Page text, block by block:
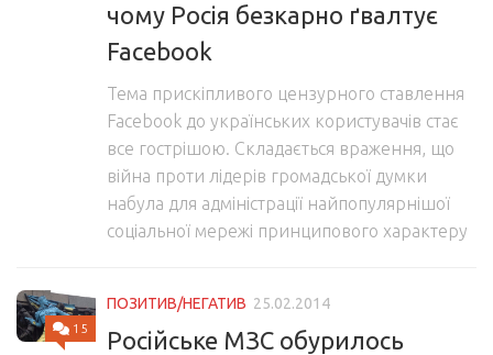
чому Росія безкарно ґвалтує
Facebook
Тема прискіпливого цензурного ставлення
Facebook до українських користувачів стає
все гострішою. Складається враження, що
війна проти лідерів громадської думки
набула для адміністрації найпопулярнішої
соціальної мережі принципового характеру
15
ПОЗИТИВ/НЕГАТИВ 25.02.2014
Російське МЗС обурилось